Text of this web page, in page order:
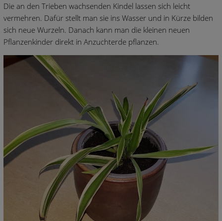
Die an den Trieben wachsenden Kindel lassen sich leicht
vermehren. Dafür stellt man sie ins Wasser und in Kürze bilden
sich neue Wurzeln. Danach kann man die kleinen neuen
Pflanzenkinder direkt in Anzuchterde pflanzen.